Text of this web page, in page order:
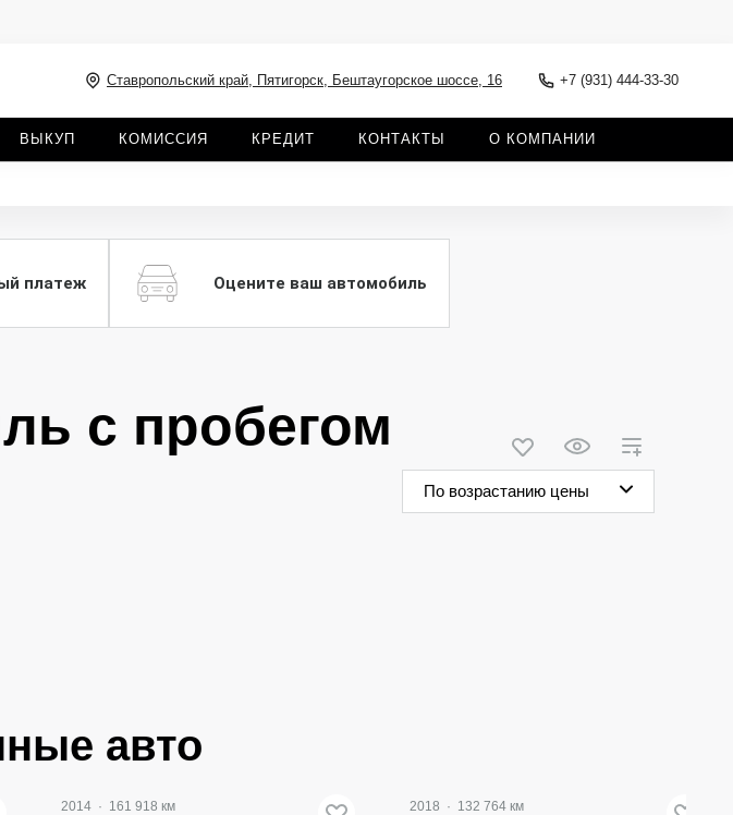
+7 (931) 444-33-30
Ставропольский край, Пятигорск, Бештаугорское шоссе, 16
ВЫКУП КОМИССИЯ КРЕДИТ КОНТАКТЫ О КОМПАНИИ
платеж Оцените ваш автомобиль
с пробегом
По возрастанию цены
авто
2014 · 161 918 км 2018 · 132 764 км